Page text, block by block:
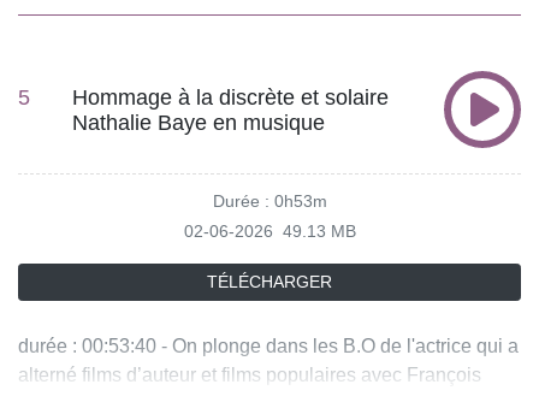
podcast ? Pour écouter tous les épisodes sans limite,
rendez-vous sur Radio France
5
Hommage à la discrète et solaire
Nathalie Baye en musique
Durée : 0h53m
02-06-2026 49.13 MB
TÉLÉCHARGER
durée : 00:53:40 - On plonge dans les B.O de l'actrice qui a
alterné films d’auteur et films populaires avec François